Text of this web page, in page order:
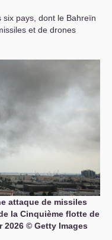
six pays, dont le Bahreïn
et de drones
attaque de missiles
la Cinquième flotte de
2026 © Getty Images